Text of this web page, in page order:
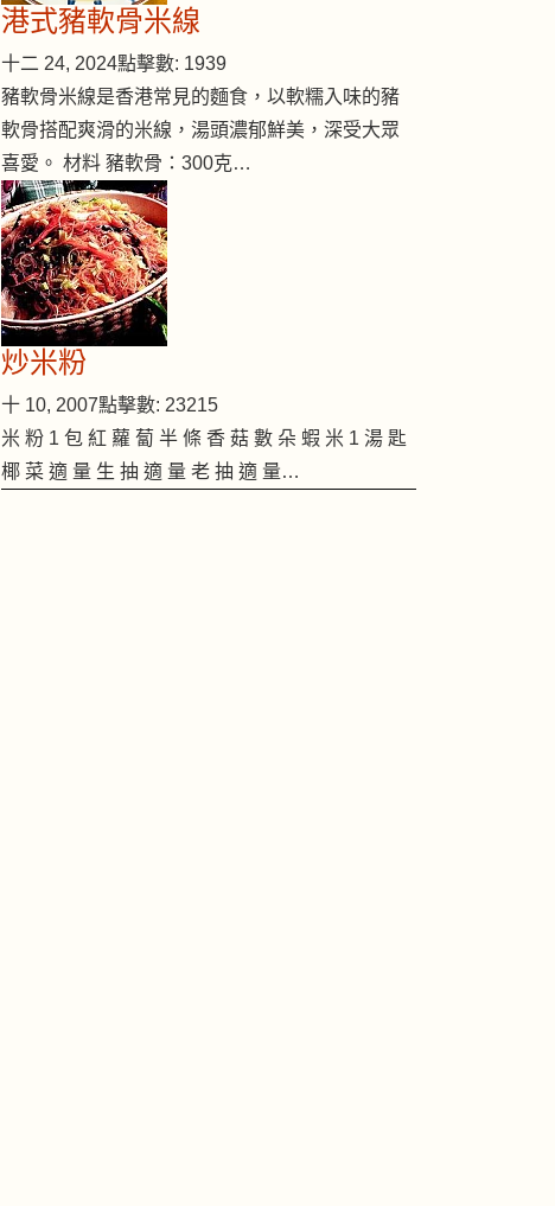
港式豬軟骨米線
十二 24, 2024點擊數: 1939
豬軟骨米線是香港常見的麵食，以軟糯入味的豬
軟骨搭配爽滑的米線，湯頭濃郁鮮美，深受大眾
喜愛。 材料 豬軟骨：300克…
炒米粉
十 10, 2007點擊數: 23215
米 粉 1 包 紅 蘿 蔔 半 條 香 菇 數 朵 蝦 米 1 湯 匙
椰 菜 適 量 生 抽 適 量 老 抽 適 量…